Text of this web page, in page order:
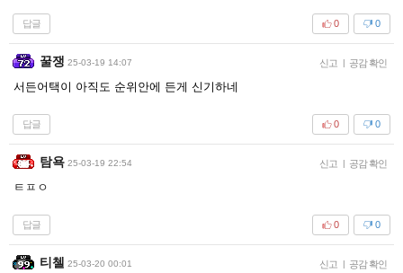
답글 0
0
꿀쟁 25-03-19 14:07 신고 | 공감 확인
서든어택이 아직도 순위안에 든게 신기하네
답글 0
0
탐욕 25-03-19 22:54 신고 | 공감 확인
ㅌㅍㅇ
답글 0
0
티첼 25-03-20 00:01 신고 | 공감 확인